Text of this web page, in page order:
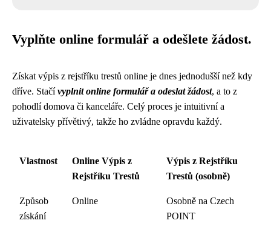
Vyplňte online formulář a odešlete žádost.
Získat výpis z rejstříku trestů online je dnes jednodušší než kdy
dříve. Stačívyplnit online formulář a odeslat žádost, a to z
pohodlí domova či kanceláře. Celý proces je intuitivní a
uživatelsky přívětivý, takže ho zvládne opravdu každý.
Vlastnost
Online Výpis z
Rejstříku Trestů
Výpis z Rejstříku
Trestů (osobně)
Způsob
získání
Online
Osobně na Czech
POINT